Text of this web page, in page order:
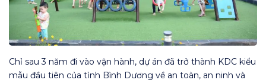
Chỉ sau 3 năm đi vào vận hành, dự án đã trở thành KDC kiểu
mẫu đầu tiên của tỉnh Bình Dương về an toàn, an ninh và